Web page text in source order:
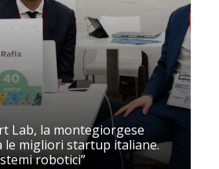
Lab, la montegiorgese
le migliori startup italiane.
robotici”